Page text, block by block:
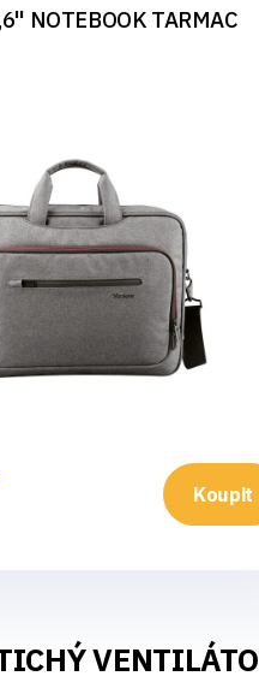
NOTEBOOK TARMAC
Koupit